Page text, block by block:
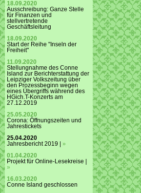
18.09.2020
Ausschreibung: Ganze Stelle
für Finanzen und
stellvertretende
Geschäftsleitung
18.09.2020
Start der Reihe "Inseln der
Freiheit"
11.09.2020
Stellungnahme des Conne
Island zur Berichterstattung der
Leipziger Volkszeitung über
den Prozessbeginn wegen
eines Übergriffs während des
HGich.T-Konzerts am
27.12.2019
25.05.2020
Corona: Öffnungszeiten und
Jahrestickets
25.04.2020
Jahresbericht 2019 | »
01.04.2020
Projekt für Online-Lesekreise |
»
16.03.2020
Conne Island geschlossen